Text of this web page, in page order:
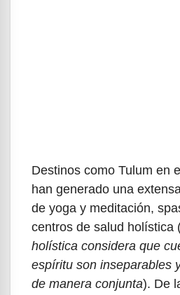
Destinos como Tulum en
han generado una
de yoga y meditación,
centros de salud holística
holística considera que
espíritu son inseparables
de manera conjunta). De